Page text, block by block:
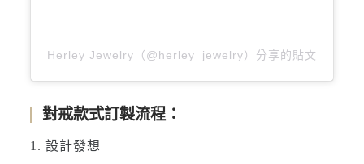
Herley Jewelry（@herley_jewelry）分享的貼文
對戒款式訂製流程：
1. 設計發想